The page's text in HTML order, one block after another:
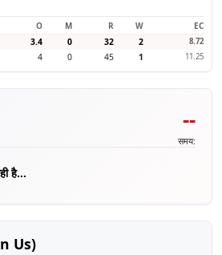
O M R W
EC
3.4 0 32 2 8.72
4 0 45 1 11.25
--
समय:
है...
Us)